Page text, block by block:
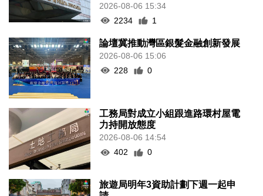
2026-08-06 15:34
2234
1
論壇冀推動灣區銀髮金融創新發展
2026-08-06 15:06
228
0
工務局對成立小組跟進路環村屋電
力持開放態度
2026-08-06 14:54
402
0
旅遊局明年3資助計劃下週一起申